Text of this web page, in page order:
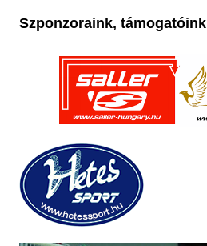
Szponzoraink, támogatóink